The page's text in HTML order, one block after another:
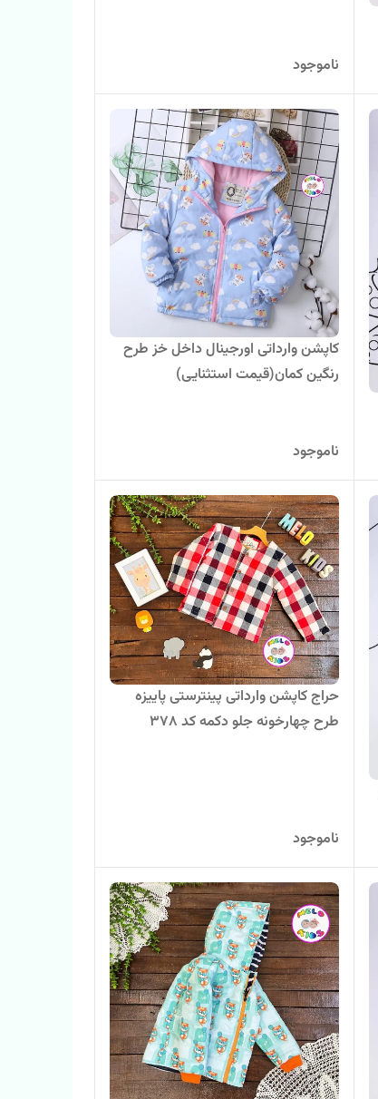
ناموجود
کاپشن وارداتی اورجینال داخل خز طرح
رنگین کمان(قیمت استثنایی)
ناموجود
حراج کاپشن وارداتی پینترستی پاییزه
طرح چهارخونه جلو دکمه کد 378
ناموجود